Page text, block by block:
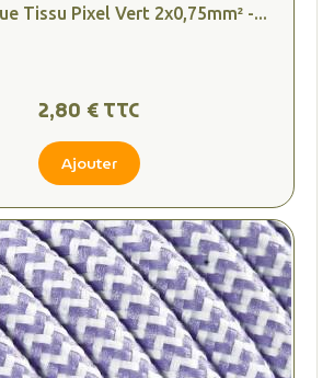
Tissu Pixel Vert 2x0,75mm² -...
2,80 € TTC
Ajouter